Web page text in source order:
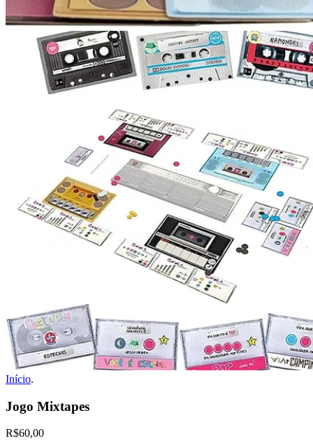
Início.
Jogo Mixtapes
R$60,00